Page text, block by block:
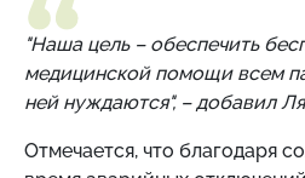
"Наша цель – обеспечить
медицинской помощи всем
ней нуждаются", – добавил
Отмечается, что благодаря